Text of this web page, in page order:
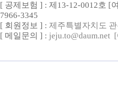
[ 공제보험 ] : 제13-12-0012호 [
7966-3345
[ 회원정보 ] : 제주특별자치도
[ 메일문의 ] : jeju.to@daum.net